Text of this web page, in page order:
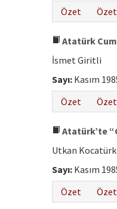
Özet
Atatürk
İsmet Giritli
Sayı: Kasım
Özet
Atatürk’te
Utkan Kocatürk
Sayı: Kasım
Özet